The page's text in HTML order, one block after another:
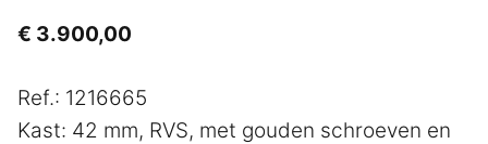
€ 3.900,00
Ref.: 1216665
Kast: 42 mm, RVS, met gouden schroeven en